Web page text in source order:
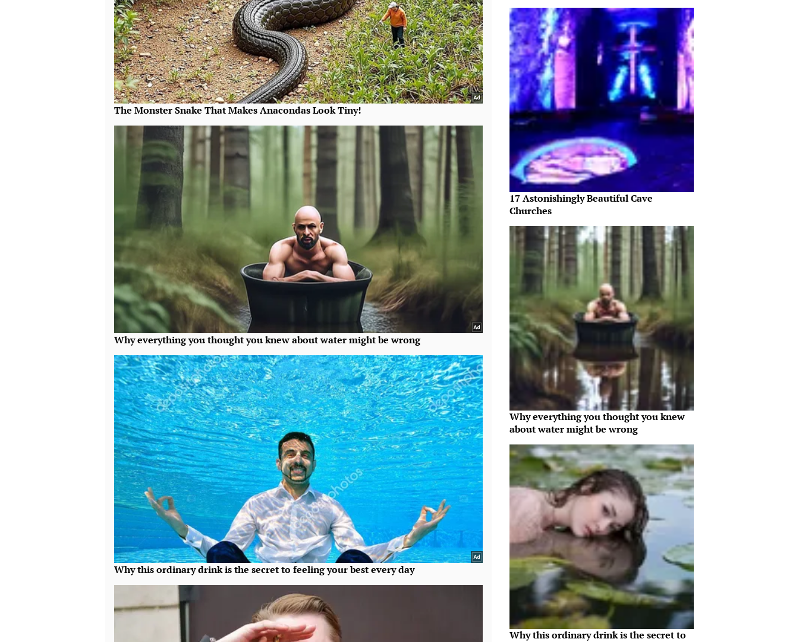
17 Astonishingly Beautiful Cave
Churches
Why everything you thought you knew
about water might be wrong
Why this ordinary drink is the secret to